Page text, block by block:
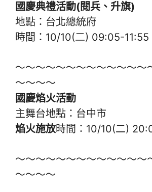
國慶典禮活動(閱兵、升旗)
地點：台北總統府
時間：10/10(二) 09:05-11:55
～～～～～～～～～～～～～
～～～～
國慶焰火活動
主舞台地點：台中市
焰火施放時間：10/10(二)
～～～～～～～～～～～～～
～～～～